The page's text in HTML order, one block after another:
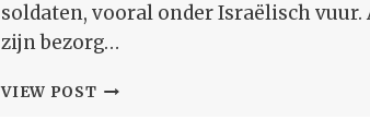
soldaten, vooral onder Israëlisch
zijn bezorg…
VIEW POSTMOEILIJKE